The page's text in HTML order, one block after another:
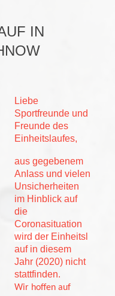
IN
Liebe
Sportfreunde und
Freunde des
Einheitslaufes,
aus gegebenem
Anlass und vielen
Unsicherheiten
im Hinblick auf
die
Coronasituation
wird der Einheitsl
auf in diesem
Jahr (2020) nicht
stattfinden.
Wir hoffen auf